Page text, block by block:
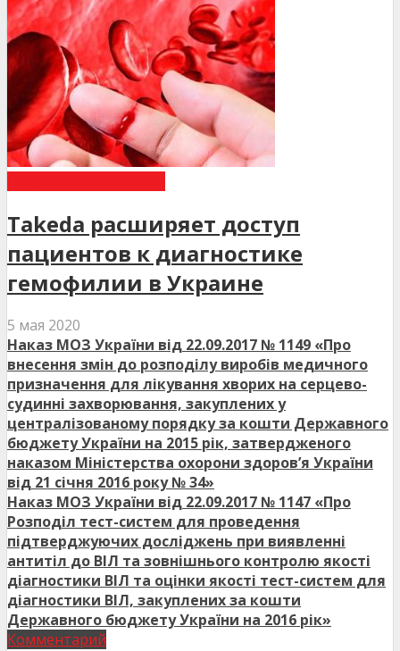
Takeda расширяет доступ
пациентов к диагностике
гемофилии в Украине
5 мая 2020
Наказ МОЗ України від 22.09.2017 № 1149 «Про
внесення змін до розподілу виробів медичного
призначення для лікування хворих на серцево-
судинні захворювання, закуплених у
централізованому порядку за кошти Державного
бюджету України на 2015 рік, затвердженого
наказом Міністерства охорони здоров’я України
від 21 січня 2016 року № 34»
Наказ МОЗ України від 22.09.2017 № 1147 «Про
Розподіл тест-систем для проведення
підтверджуючих досліджень при виявленні
антитіл до ВІЛ та зовнішнього контролю якості
діагностики ВІЛ та оцінки якості тест-систем для
діагностики ВІЛ, закуплених за кошти
Державного бюджету України на 2016 рік»
Комментарий